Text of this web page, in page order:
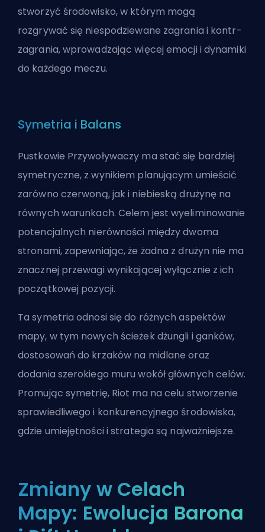
stworzyć środowisko, w którym mogą
rozgrywać się niespodziewane zagrania i kontr-
zagrania, wprowadzając więcej emocji i dynamiki
do każdego meczu.
Symetria i Balans
Pustkowie Przywoływaczy ma stać się bardziej
symetryczne, z wynikiem planującym umieścić
zarówno czerwoną, jak i niebieską drużynę na
równych warunkach. Celem jest wyeliminowanie
potencjalnych nierówności między dwoma
stronami, zapewniając, że żadna z drużyn nie ma
znacznej przewagi wynikającej wyłącznie z ich
początkowej pozycji.
Ta symetria odnosi się do różnych aspektów
mapy, w tym nowych ścieżek dżungli i ganków,
dostosowań do krzaków na midlane oraz
dodania szerokiego muru wokół głównych celów.
Promując symetrię, Riot ma na celu stworzenie
sprawiedliwego i konkurencyjnego środowiska,
gdzie umiejętności i strategia są najważniejsze.
Zmiany w Celach
Mapy: Ewolucja Barona